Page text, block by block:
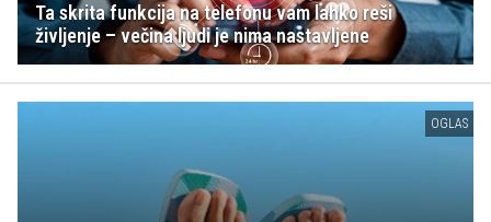
Ta skrita funkcija na telefonu vam lahko reši
življenje – večina ljudi je nima nastavljene
OGLAS